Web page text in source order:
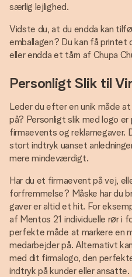
særlig lejlighed.
Vidste du, at du endda kan
emballagen? Du kan få printet
eller endda et tårn af Chupa
Personligt Slik til
Leder du efter en unik måde
på? Personligt slik med logo
firmaevents og reklamegaver.
stort indtryk uanset
mere mindeværdigt.
Har du et firmaevent på vej,
forfremmelse? Måske har du
gaver er altid et hit. For
af Mentos 21 individuelle rør i
perfekte måde at markere en
medarbejder på. Alternativt
med dit firmalogo, den
indtryk på kunder eller ansatte.